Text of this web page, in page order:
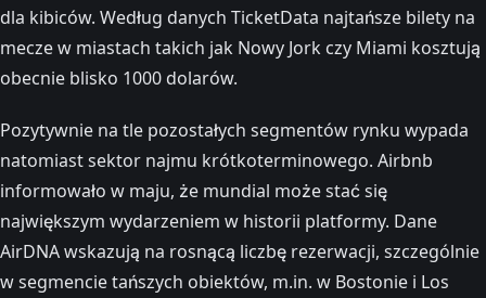
dla kibiców. Według danych TicketData najtańsze bilety na
mecze w miastach takich jak Nowy Jork czy Miami kosztują
obecnie blisko 1000 dolarów.
Pozytywnie na tle pozostałych segmentów rynku wypada
natomiast sektor najmu krótkoterminowego. Airbnb
informowało w maju, że mundial może stać się
największym wydarzeniem w historii platformy. Dane
AirDNA wskazują na rosnącą liczbę rezerwacji, szczególnie
w segmencie tańszych obiektów, m.in. w Bostonie i Los